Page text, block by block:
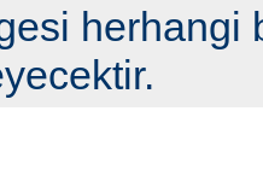
herhangi